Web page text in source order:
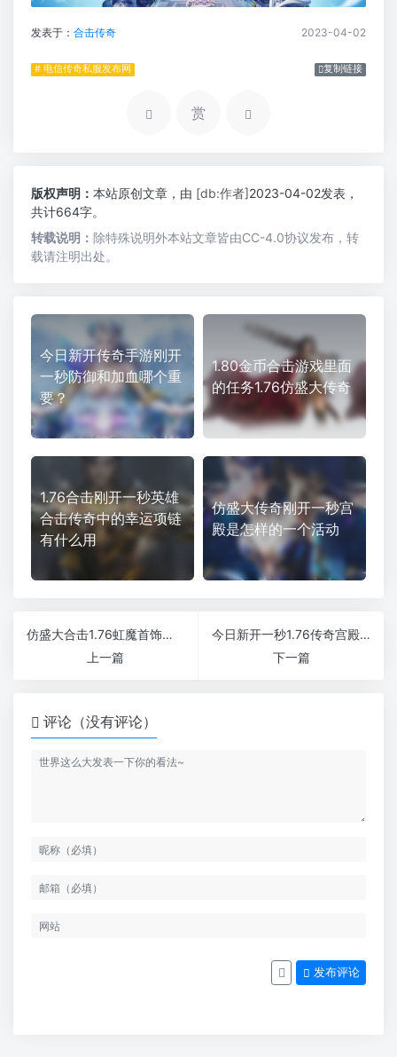
发表于： 合击传奇 2023-04-02
# 电信传奇私服发布网 复制链接
赏
版权声明： 本站原创文章，由 [db:作者]2023-04-02发表，
共计664字。
转载说明： 除特殊说明外本站文章皆由CC-4.0协议发布，转
载请注明出处。
今日新开传奇手游刚开
一秒防御和加血哪个重
要？
1.80金币合击游戏里面
的任务1.76仿盛大传奇
1.76合击刚开一秒英雄
合击传奇中的幸运项链
有什么用
仿盛大传奇刚开一秒宫
殿是怎样的一个活动
仿盛大合击1.76虹魔首饰带有哪些属性加成
上一篇
今日新开一秒1.76传奇宫殿长廊怪物刷新时间是多久
下一篇
评论（没有评论）
发布评论